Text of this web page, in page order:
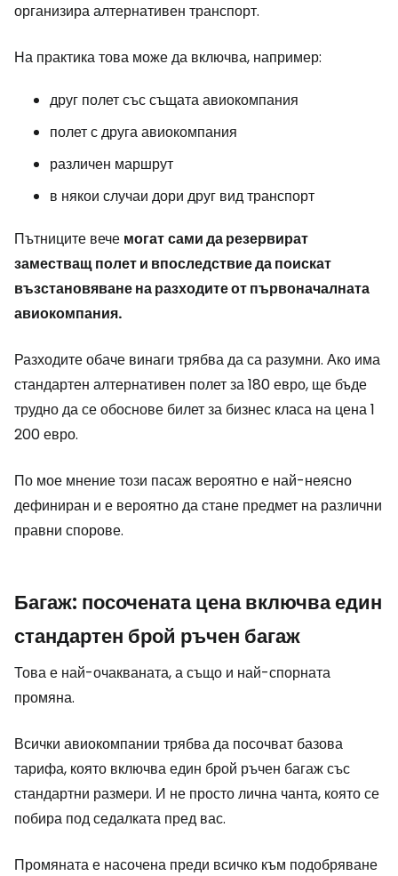
организира алтернативен транспорт.
На практика това може да включва, например:
друг полет със същата авиокомпания
полет с друга авиокомпания
различен маршрут
в някои случаи дори друг вид транспорт
Пътниците вече могатсами да резервират
заместващ полет и впоследствие да поискат
възстановяване на разходите от първоначалната
авиокомпания.
Разходите обаче винаги трябва да са разумни. Ако има
стандартен алтернативен полет за 180 евро, ще бъде
трудно да се обоснове билет за бизнес класа на цена 1
200 евро.
По мое мнение този пасаж вероятно е най-неясно
дефиниран и е вероятно да стане предмет на различни
правни спорове.
Багаж: посочената цена включва един
стандартен брой ръчен багаж
Това е най-очакваната, а също и най-спорната
промяна.
Всички авиокомпании трябва да посочват базова
тарифа, която включва един брой ръчен багаж със
стандартни размери. И не просто лична чанта, която се
побира под седалката пред вас.
Промяната е насочена преди всичко към подобряване